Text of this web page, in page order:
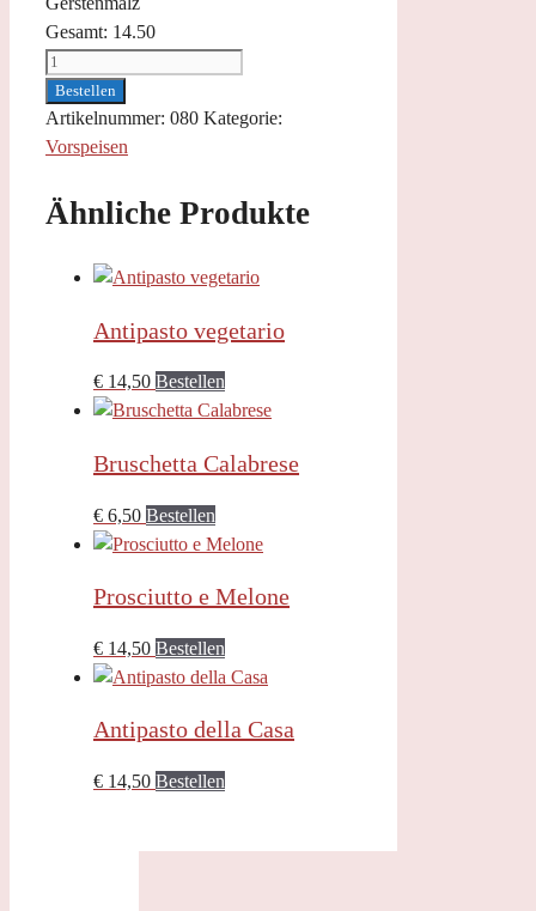
Gesamt: 14.50
Carpaccio
Menge
Bestellen
Artikelnummer: 080 Kategorie:
Vorspeisen
Ähnliche Produkte
Antipasto vegetario
€ 14,50 Bestellen
Bruschetta Calabrese
€ 6,50 Bestellen
Prosciutto e Melone
€ 14,50 Bestellen
Antipasto della Casa
€ 14,50 Bestellen